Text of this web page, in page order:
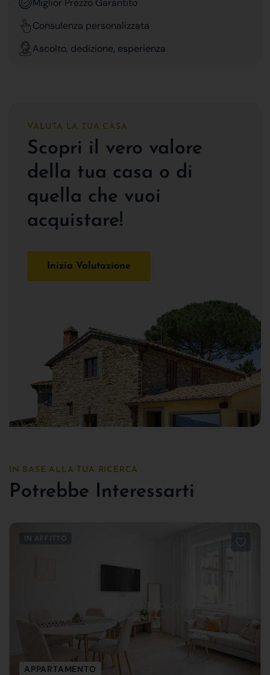
Consulenza personalizzata
Ascolto, dedizione, esperienza
VALUTA LA TUA CASA
Scopri il vero valore
della tua casa o di
quella che vuoi
acquistare!
Inizia Valutazione
IN BASE ALLA TUA RICERCA
Potrebbe Interessarti
IN AFFITTO
APPARTAMENTO